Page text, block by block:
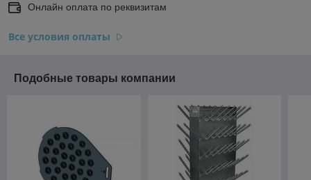
Онлайн оплата по реквизитам
Все условия оплаты
Подобные товары компании